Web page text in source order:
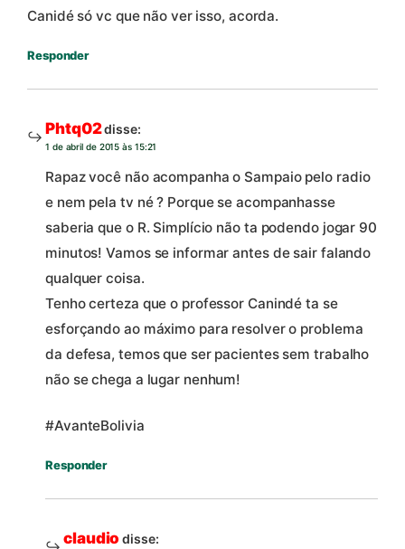
Canidé só vc que não ver isso, acorda.
Responder
Phtq02disse:
1 de abril de 2015 às 15:21
Rapaz você não acompanha o Sampaio pelo radio
e nem pela tv né ? Porque se acompanhasse
saberia que o R. Simplício não ta podendo jogar 90
minutos! Vamos se informar antes de sair falando
qualquer coisa.
Tenho certeza que o professor Canindé ta se
esforçando ao máximo para resolver o problema
da defesa, temos que ser pacientes sem trabalho
não se chega a lugar nenhum!
#AvanteBolivia
Responder
claudio disse: